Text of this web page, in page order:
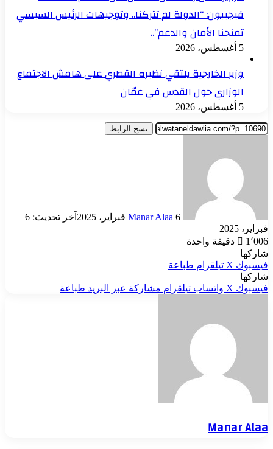
فيجيبون: “الدولة لم تتركنا.. وتوجيهات الرئيس السيسي
تمنحنا الأمان والدعم”..
5 أغسطس، 2026
وزير الخارجية يلتقي نظيره القطري على هامش الاجتماع
الوزاري حول القدس في عمّان
5 أغسطس، 2026
نسخ الرابط
Manar Alaa 6 فبراير، 2025
آخر تحديث: 6
فبراير، 2025
1٬006
دقيقة واحدة
شاركها
فيسبوك ‫X تيلقرام طباعة
شاركها
فيسبوك ‫X واتساب تيلقرام مشاركة عبر البريد طباعة
Manar Alaa